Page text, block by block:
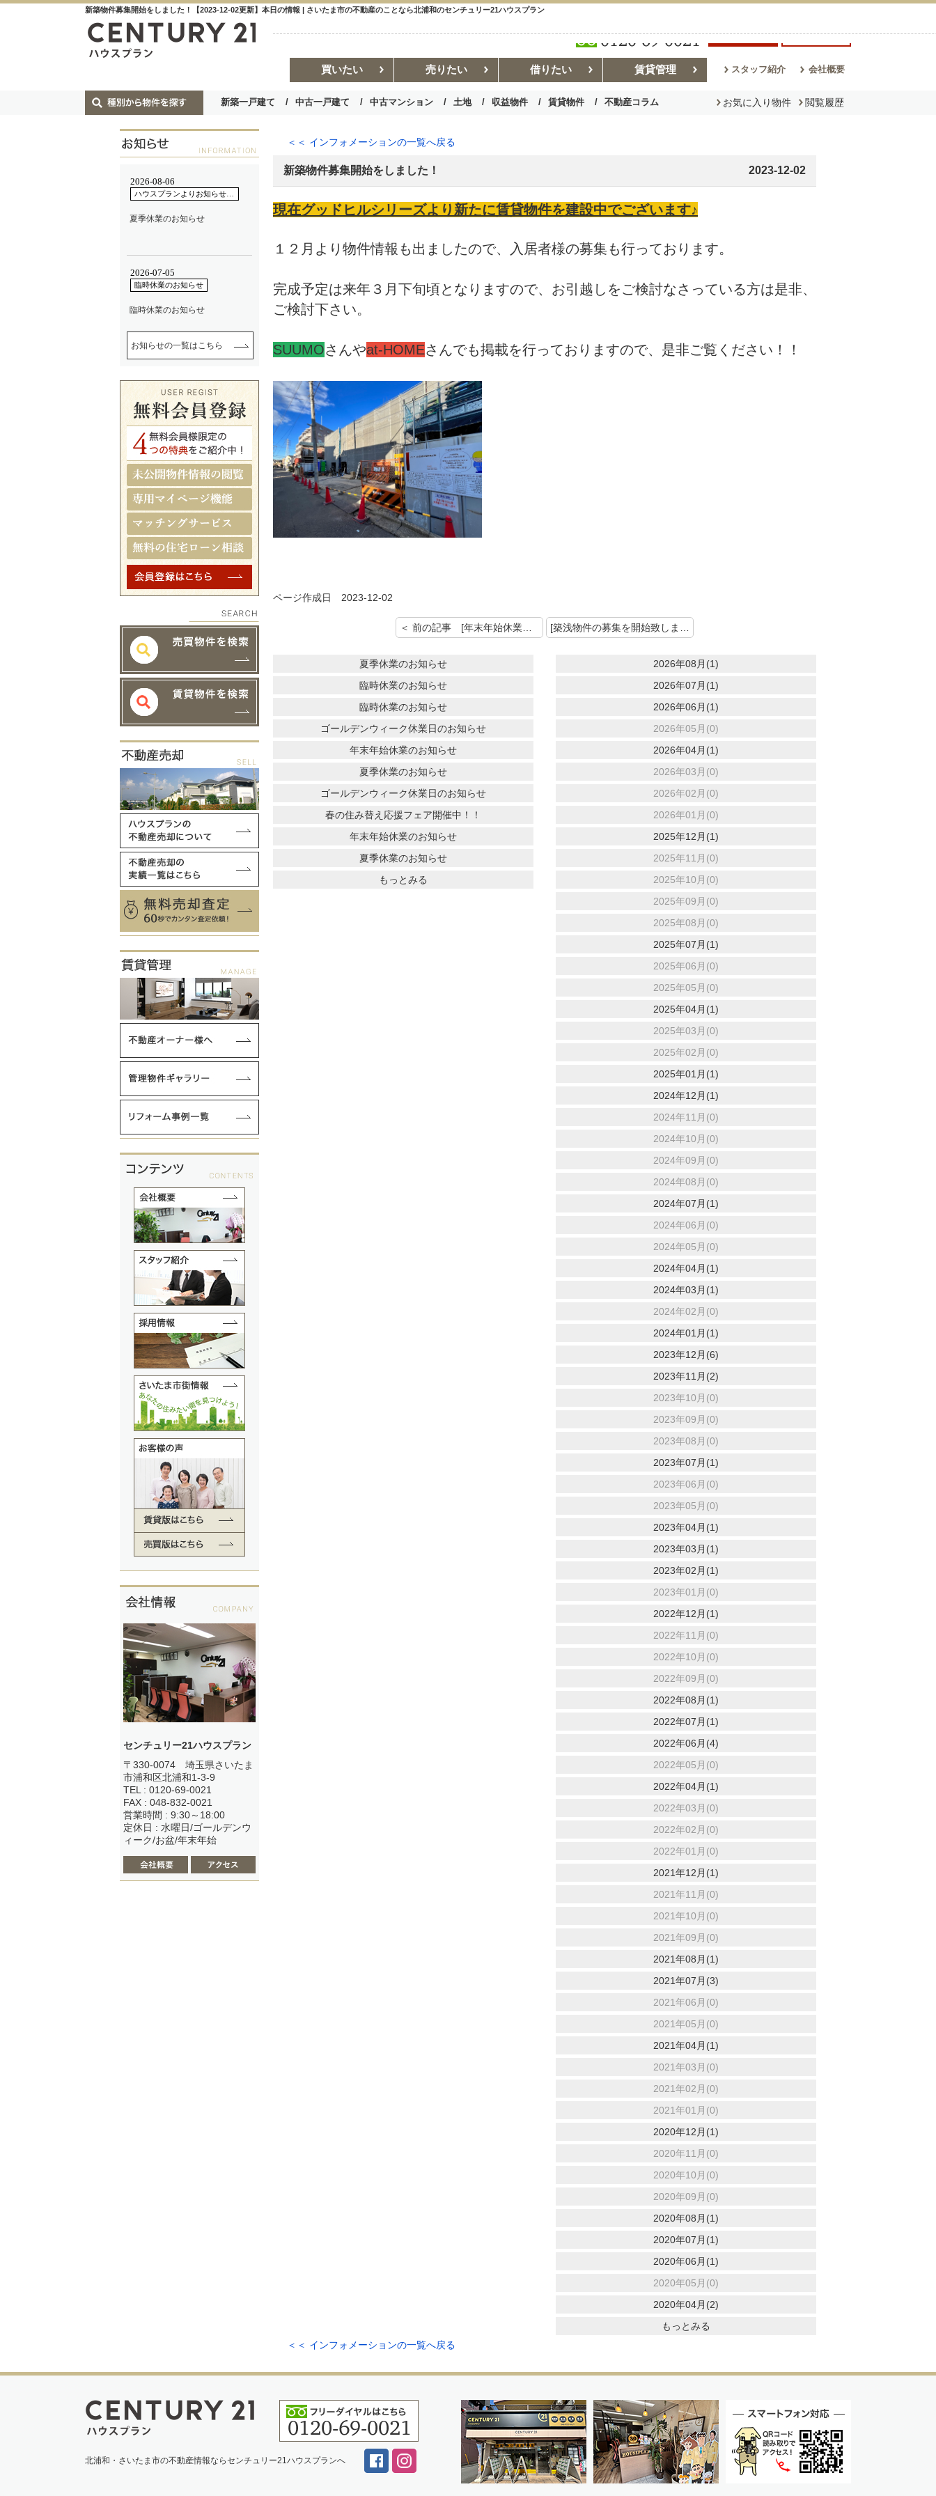
新築物件募集開始をしました！【2023-12-02更新】本日の情報 | さいたま市の不動産のことなら北浦和のセンチュリー21ハウスプラン
会員登録 ログイン
買いたい 売りたい 借りたい 賃貸管理 スタッフ紹介 会社概要
新築一戸建て 中古一戸建て 中古マンション 土地 収益物件 賃貸物件 不動産コラム お気に入り物件 閲覧履歴
＜＜ インフォメーションの一覧へ戻る
新築物件募集開始をしました！ 2023-12-02
現在グッドヒルシリーズより新たに賃貸物件を建設中でございます♪
１２月より物件情報も出ましたので、入居者様の募集も行っております。
完成予定は来年３月下旬頃となりますので、お引越しをご検討なさっている方は是非、
ご検討下さい。
SUUMOさんやat-HOMEさんでも掲載を行っておりますので、是非ご覧ください！！
ページ作成日 2023-12-02
夏季休業のお知らせ
臨時休業のお知らせ
臨時休業のお知らせ
ゴールデンウィーク休業日のお知らせ
年末年始休業のお知らせ
夏季休業のお知らせ
ゴールデンウィーク休業日のお知らせ
春の住み替え応援フェア開催中！！
年末年始休業のお知らせ
夏季休業のお知らせ
もっとみる
2026年08月(1)
2026年07月(1)
2026年06月(1)
2026年05月(0)
2026年04月(1)
2026年03月(0)
2026年02月(0)
2026年01月(0)
2025年12月(1)
2025年11月(0)
2025年10月(0)
2025年09月(0)
2025年08月(0)
2025年07月(1)
2025年06月(0)
2025年05月(0)
2025年04月(1)
2025年03月(0)
2025年02月(0)
2025年01月(1)
2024年12月(1)
2024年11月(0)
2024年10月(0)
2024年09月(0)
2024年08月(0)
2024年07月(1)
2024年06月(0)
2024年05月(0)
2024年04月(1)
2024年03月(1)
2024年02月(0)
2024年01月(1)
2023年12月(6)
2023年11月(2)
2023年10月(0)
2023年09月(0)
2023年08月(0)
2023年07月(1)
2023年06月(0)
2023年05月(0)
2023年04月(1)
2023年03月(1)
2023年02月(1)
2023年01月(0)
2022年12月(1)
2022年11月(0)
2022年10月(0)
2022年09月(0)
2022年08月(1)
2022年07月(1)
2022年06月(4)
2022年05月(0)
2022年04月(1)
2022年03月(0)
2022年02月(0)
2022年01月(0)
2021年12月(1)
2021年11月(0)
2021年10月(0)
2021年09月(0)
2021年08月(1)
2021年07月(3)
2021年06月(0)
2021年05月(0)
2021年04月(1)
2021年03月(0)
2021年02月(0)
2021年01月(0)
2020年12月(1)
2020年11月(0)
2020年10月(0)
2020年09月(0)
2020年08月(1)
2020年07月(1)
2020年06月(1)
2020年05月(0)
2020年04月(2)
もっとみる
＜＜ インフォメーションの一覧へ戻る
お知らせの一覧はこちら
センチュリー21ハウスプラン
〒330-0074 埼玉県さいたま
市浦和区北浦和1-3-9
TEL : 0120-69-0021
FAX : 048-832-0021
営業時間 : 9:30～18:00
定休日 : 水曜日/ゴールデンウ
ィーク/お盆/年末年始
北浦和・さいたま市の不動産情報ならセンチュリー21ハウスプランへ